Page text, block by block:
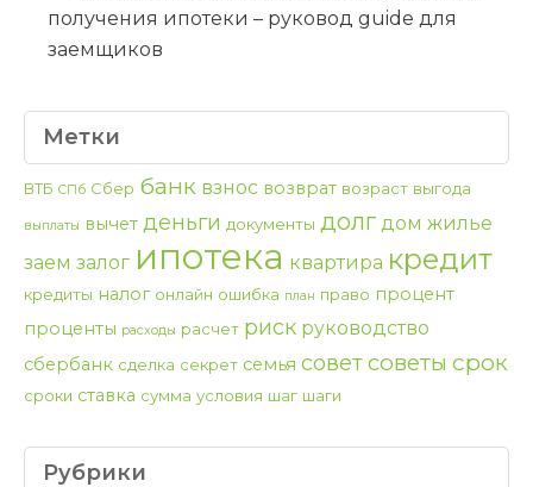
получения ипотеки – руковод guide для
заемщиков
Метки
ВТБ СПб Сбер банк взнос возврат возраст выгода
выплаты вычет деньги документы долг дом жилье
заем залог ипотека квартира кредит
кредиты налог онлайн ошибка план право процент
проценты расходы расчет риск руководство
сбербанк сделка секрет семья советсоветы срок
сроки ставка сумма условия шаг шаги
Рубрики